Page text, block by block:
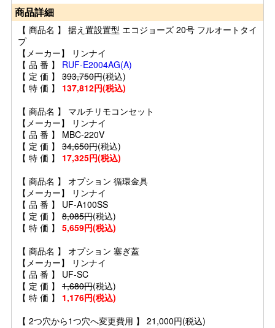
商品詳細
【 商品名 】 据え置設置型 エコジョーズ 20号 フルオートタイ
プ
【メーカー】 リンナイ
【 品 番 】 RUF-E2004AG(A)
【 定 価 】 393,750円(税込)
【 特 価 】 137,812円(税込)
【 商品名 】 マルチリモコンセット
【メーカー】 リンナイ
【 品 番 】 MBC-220V
【 定 価 】 34,650円(税込)
【 特 価 】 17,325円(税込)
【 商品名 】 オプション 循環金具
【メーカー】 リンナイ
【 品 番 】 UF-A100SS
【 定 価 】 8,085円(税込)
【 特 価 】 5,659円(税込)
【 商品名 】 オプション 塞ぎ蓋
【メーカー】 リンナイ
【 品 番 】 UF-SC
【 定 価 】 1,680円(税込)
【 特 価 】 1,176円(税込)
【 2つ穴から1つ穴へ変更費用 】 21,000円(税込)